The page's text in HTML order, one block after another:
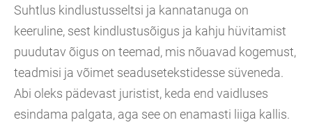
Suhtlus kindlustusseltsi ja kannatanuga on
keeruline, sest kindlustusõigus ja kahju hüvitamist
puudutav õigus on teemad, mis nõuavad kogemust,
teadmisi ja võimet seadusetekstidesse süveneda.
Abi oleks pädevast juristist, keda end vaidluses
esindama palgata, aga see on enamasti liiga kallis.